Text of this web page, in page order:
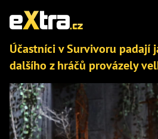
Účastníci v Survivoru padají
dalšího z hráčů provázely